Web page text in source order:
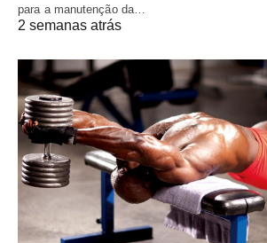
para a manutenção da…
2 semanas atrás